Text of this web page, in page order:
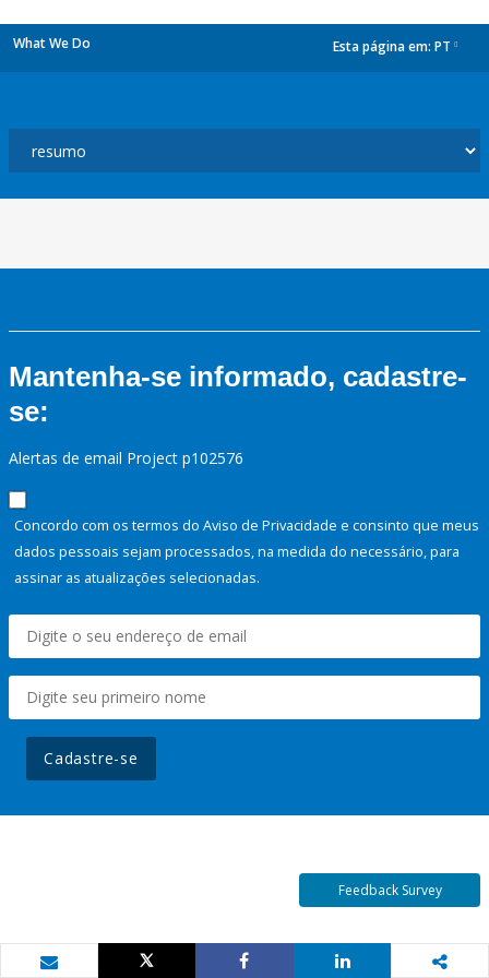
What We Do Esta página em: PT
Mantenha-se informado, cadastre-
se:
Alertas de email Project p102576
Concordo com os termos do Aviso de Privacidade e consinto que meus
dados pessoais sejam processados, na medida do necessário, para
assinar as atualizações selecionadas.
Cadastre-se
Feedback Survey